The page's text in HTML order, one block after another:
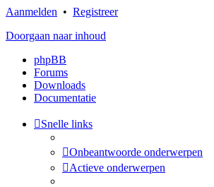
Aanmelden • Registreer
Doorgaan naar inhoud
phpBB
Forums
Downloads
Documentatie
Snelle links
Onbeantwoorde onderwerpen
Actieve onderwerpen